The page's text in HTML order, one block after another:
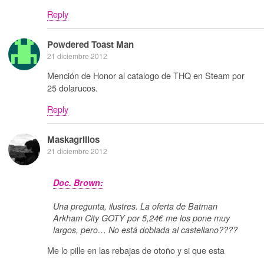
Reply
Powdered Toast Man
21 diciembre 2012
Mención de Honor al catalogo de THQ en Steam por
25 dolarucos.
Reply
Maskagrillos
21 diciembre 2012
Doc. Brown:
Una pregunta, ilustres. La oferta de Batman
Arkham City GOTY por 5,24€ me los pone muy
largos, pero… No está doblada al castellano????
Me lo pille en las rebajas de otoño y si que esta